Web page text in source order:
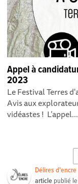
Appel à
2023
Le Festival Terres
Avis aux
vidéastes ! L’appel...
Délires d'encre
article publié